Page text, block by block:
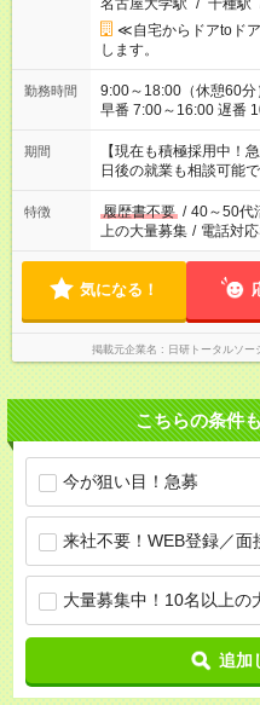
名古屋大学駅 / 千種駅
≪自宅からドアtoド
します。
勤務時間
9:00～18:00（休憩60分） ■ご希望があれば下記シフトも
早番 7:00～16:00 遅番 10:00～19:00 「
い」 「余裕を持って夕
たくない」 など、ご希望を教
の方へ 今ご覧のお仕事
の勤務時間。 合計で週
期間
【現在も積極採用中
日後の就業も相談可能で
特徴 履歴書不要 / 40～50代
上の大量募集 / 電話対
気になる！
掲載元企業名 日研トータルソ
こちらの条件
今が狙い目！急募
来社不要！WEB登録／面
大量募集中！10名以上の
追加